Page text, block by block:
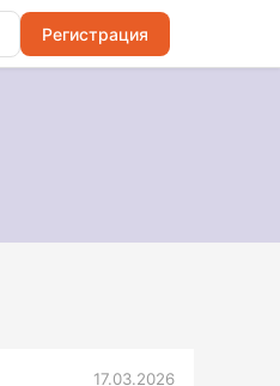
Регистрация
17.03.2026